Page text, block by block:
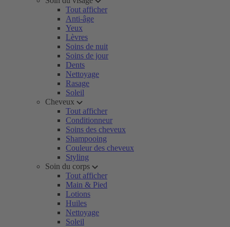
Tout afficher
Anti-âge
Yeux
Lèvres
Soins de nuit
Soins de jour
Dents
Nettoyage
Rasage
Soleil
Cheveux
Tout afficher
Conditionneur
Soins des cheveux
Shampooing
Couleur des cheveux
Styling
Soin du corps
Tout afficher
Main & Pied
Lotions
Huiles
Nettoyage
Soleil